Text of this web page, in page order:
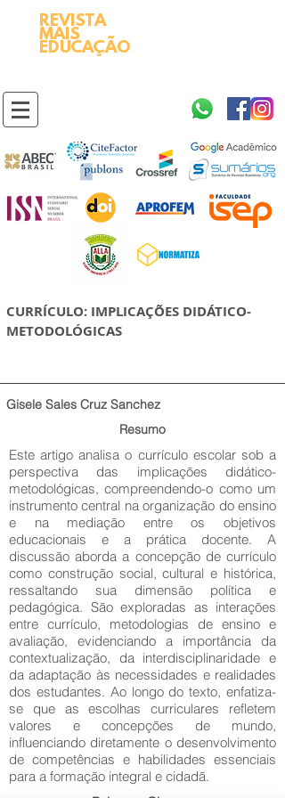
REVISTA
MAIS
EDUCAÇÃO
CURRÍCULO: IMPLICAÇÕES DIDÁTICO-
METODOLÓGICAS
Gisele Sales Cruz Sanchez
Resumo
Este artigo analisa o currículo escolar sob a
perspectiva das implicações didático-
metodológicas, compreendendo-o como um
instrumento central na organização do ensino
e na mediação entre os objetivos
educacionais e a prática docente. A
discussão aborda a concepção de currículo
como construção social, cultural e histórica,
ressaltando sua dimensão política e
pedagógica. São exploradas as interações
entre currículo, metodologias de ensino e
avaliação, evidenciando a importância da
contextualização, da interdisciplinaridade e
da adaptação às necessidades e realidades
dos estudantes. Ao longo do texto, enfatiza-
se que as escolhas curriculares refletem
valores e concepções de mundo,
influenciando diretamente o desenvolvimento
de competências e habilidades essenciais
para a formação integral e cidadã.